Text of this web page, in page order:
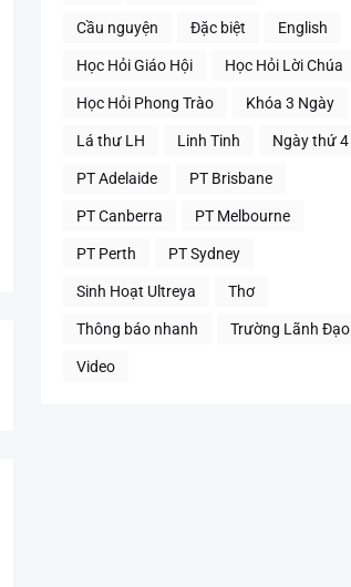
Cầu nguyện Đặc biệt English
Học Hỏi Giáo Hội Học Hỏi Lời Chúa
Học Hỏi Phong Trào Khóa 3 Ngày
Lá thư LH Linh Tinh Ngày thứ 4
PT Adelaide PT Brisbane
PT Canberra PT Melbourne
PT Perth PT Sydney
Sinh Hoạt Ultreya Thơ
Thông báo nhanh Trường Lãnh Đạo
Video